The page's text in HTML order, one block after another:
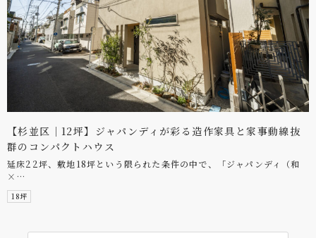
【杉並区｜12坪】ジャパンディが彩る造作家具と家事動線抜
群のコンパクトハウス
延床22坪、敷地18坪という限られた条件の中で、「ジャパンディ（和
×…
18坪